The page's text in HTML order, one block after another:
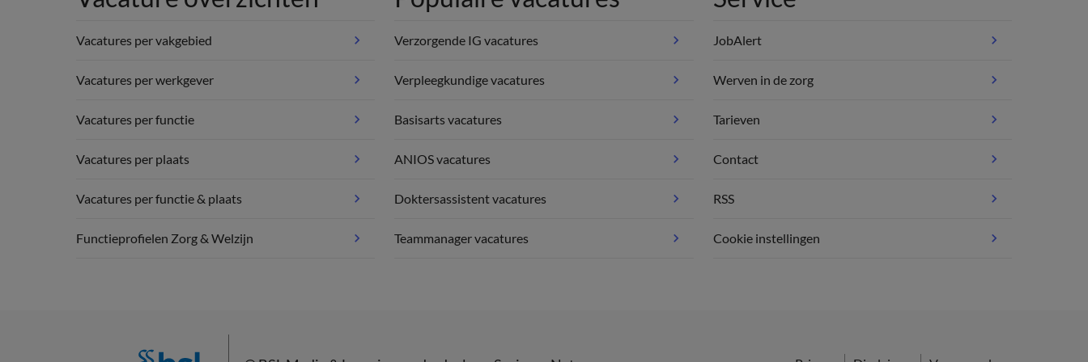
Vacatures per vakgebied
Vacatures per werkgever
Vacatures per functie
Vacatures per plaats
Vacatures per functie & plaats
Functieprofielen Zorg & Welzijn
Verzorgende IG vacatures
Verpleegkundige vacatures
Basisarts vacatures
ANIOS vacatures
Doktersassistent vacatures
Teammanager vacatures
JobAlert
Werven in de zorg
Tarieven
Contact
RSS
Cookie instellingen